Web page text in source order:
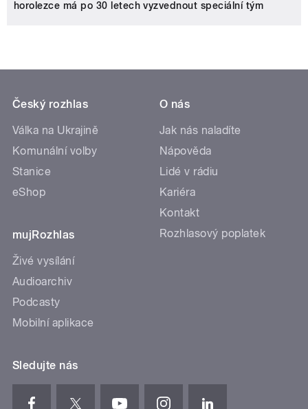
horolezce má po 30 letech vyzvednout speciální tým
Český rozhlas
Válka na Ukrajině
Komunální volby
Stanice
eShop
mujRozhlas
Živé vysílání
Audioarchiv
Podcasty
Mobilní aplikace
O nás
Jak nás naladíte
Nápověda
Lidé v rádiu
Kariéra
Kontakt
Rozhlasový poplatek
Sledujte nás